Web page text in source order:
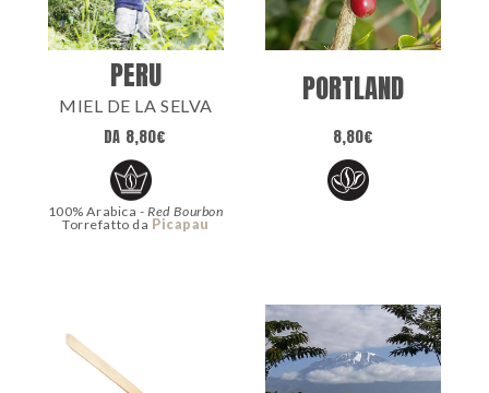
PERU
MIEL DE LA SELVA
DA 8,80€
100% Arabica -Red Bourbon
Torrefatto da Picapau
PORTLAND
8,80€